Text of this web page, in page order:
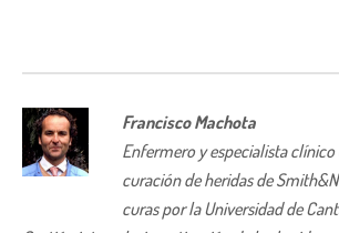
Francisco Machota
Enfermero y especialista clínico
curación de heridas de
curas por la Universidad de